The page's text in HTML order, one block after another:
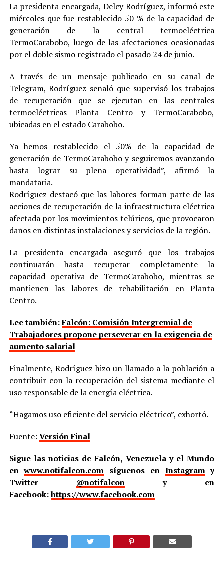
La presidenta encargada, Delcy Rodríguez, informó este
miércoles que fue restablecido 50 % de la capacidad de
generación de la central termoeléctrica
TermoCarabobo, luego de las afectaciones ocasionadas
por el doble sismo registrado el pasado 24 de junio.
A través de un mensaje publicado en su canal de
Telegram, Rodríguez señaló que supervisó los trabajos
de recuperación que se ejecutan en las centrales
termoeléctricas Planta Centro y TermoCarabobo,
ubicadas en el estado Carabobo.
Ya hemos restablecido el 50% de la capacidad de
generación de TermoCarabobo y seguiremos avanzando
hasta lograr su plena operatividad”, afirmó la
mandataria.
Rodríguez destacó que las labores forman parte de las
acciones de recuperación de la infraestructura eléctrica
afectada por los movimientos telúricos, que provocaron
daños en distintas instalaciones y servicios de la región.
La presidenta encargada aseguró que los trabajos
continuarán hasta recuperar completamente la
capacidad operativa de TermoCarabobo, mientras se
mantienen las labores de rehabilitación en Planta
Centro.
Lee también:Falcón: Comisión Intergremial de
Trabajadores propone perseverar en la exigencia de
aumento salarial
Finalmente, Rodríguez hizo un llamado a la población a
contribuir con la recuperación del sistema mediante el
uso responsable de la energía eléctrica.
“Hagamos uso eficiente del servicio eléctrico”, exhortó.
Fuente: Versión Final
Sigue las noticias de Falcón, Venezuela y el Mundo
enwww.notifalcon.com síguenos en Instagramy
Twitter @notifalcony en
Facebook:https://www.facebook.com